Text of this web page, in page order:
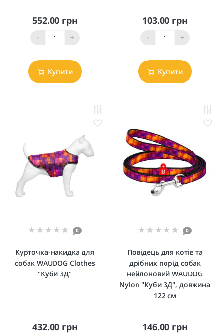
552.00 грн
- +
Купити
103.00 грн
- +
Купити
0
Курточка-накидка для
собак WAUDOG Clothes
"Куби 3Д"
432.00 грн
0
Повідець для котів та
дрібних порід собак
нейлоновий WAUDOG
Nylon "Куби 3Д", довжина
122 см
146.00 грн